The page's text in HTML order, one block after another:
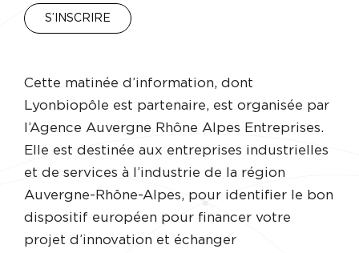
S’INSCRIRE
Cette matinée d’information, dont
Lyonbiopôle est partenaire, est organisée par
l’Agence Auvergne Rhône Alpes Entreprises.
Elle est destinée aux entreprises industrielles
et de services à l’industrie de la région
Auvergne-Rhône-Alpes, pour identifier le bon
dispositif européen pour financer votre
projet d’innovation et échanger